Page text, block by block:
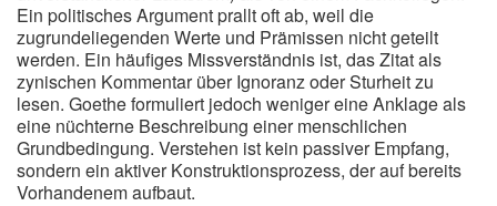
Ein politisches Argument prallt oft ab, weil die
zugrundeliegenden Werte und Prämissen nicht geteilt
werden. Ein häufiges Missverständnis ist, das Zitat als
zynischen Kommentar über Ignoranz oder Sturheit zu
lesen. Goethe formuliert jedoch weniger eine Anklage als
eine nüchterne Beschreibung einer menschlichen
Grundbedingung. Verstehen ist kein passiver Empfang,
sondern ein aktiver Konstruktionsprozess, der auf bereits
Vorhandenem aufbaut.